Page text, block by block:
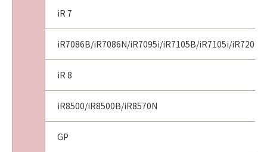
iR 7
iR7086B/iR7086N/iR7095i/iR7105B/iR7105i/iR7200/
iR 8
iR8500/iR8500B/iR8570N
GP